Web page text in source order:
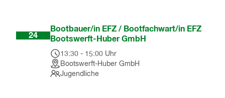
24
Bootbauer/in EFZ / Bootfachwart/in EFZ
Bootswerft-Huber GmbH
13:30 - 15:00 Uhr
Bootswerft-Huber GmbH
Jugendliche